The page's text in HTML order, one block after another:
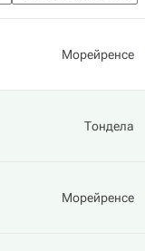
Морейренсе
Тондела
Морейренсе